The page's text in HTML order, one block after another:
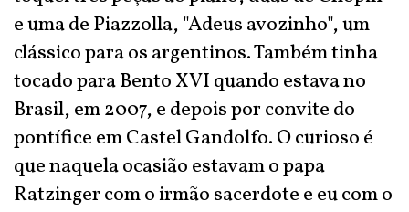
e uma de Piazzolla, "Adeus avozinho", um
clássico para os argentinos. Também tinha
tocado para Bento XVI quando estava no
Brasil, em 2007, e depois por convite do
pontífice em Castel Gandolfo. O curioso é
que naquela ocasião estavam o papa
Ratzinger com o irmão sacerdote e eu com o